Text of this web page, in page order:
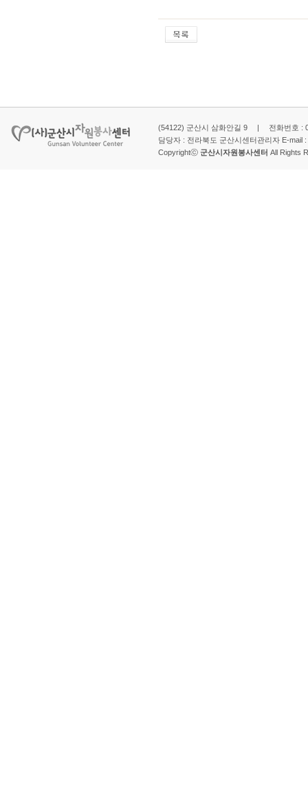
(54122) 군산시 삼화안길 9 | 전화번호 :
담당자 : 전라북도 군산시센터관리자 E-mail :
Copyrightⓒ 군산시자원봉사센터 All Rights